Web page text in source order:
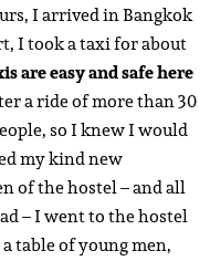
I arrived in Bangkok
I took a taxi for about
are easy and safe here
a ride of more than 30
so I knew I would
my kind new
of the hostel – and all
– I went to the hostel
table of young men,